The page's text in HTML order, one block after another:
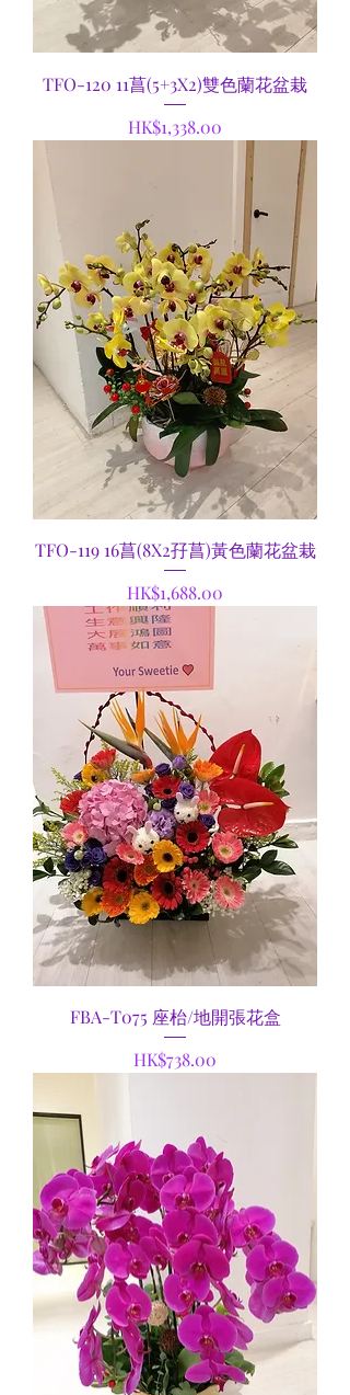
TFO-120 11菖(5+3X2)雙色蘭花盆栽
Price
HK$1,338.00
TFO-119 16菖(8X2孖菖)黃色蘭花盆栽
Price
HK$1,688.00
FBA-T075 座枱/地開張花盒
Price
HK$738.00